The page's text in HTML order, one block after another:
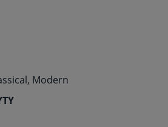
Modern